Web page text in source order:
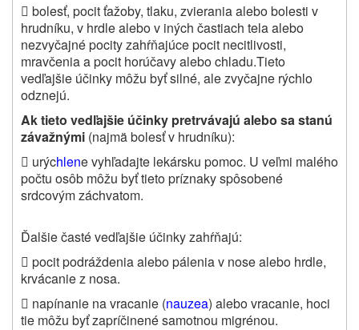
 bolesť, pocit ťažoby, tlaku, zvierania alebo bolesti v
hrudníku, v hrdle alebo v iných častiach tela alebo
nezvyčajné pocity zahŕňajúce pocit necitlivosti,
mravčenia a pocit horúčavy alebo chladu.Tieto
vedľajšie účinky môžu byť silné, ale zvyčajne rýchlo
odznejú.
Ak tieto vedľajšie účinky pretrvávajú alebo sa stanú
závažnými (najmä bolesť v hrudníku):
 urýchlene vyhľadajte lekársku pomoc. U veľmi malého
počtu osôb môžu byť tieto príznaky spôsobené
srdcovým záchvatom.
Ďalšie časté vedľajšie účinky zahŕňajú:
 pocit podráždenia alebo pálenia v nose alebo hrdle,
krvácanie z nosa.
 napínanie na vracanie (nauzea) alebo vracanie, hoci
tie môžu byť zapríčinené samotnou migrénou.